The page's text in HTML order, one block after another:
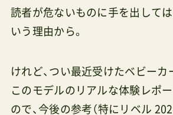
読者が危ないものに手を出して
いう理由から。
けれど、つい最近受けたベビーカ
このモデルのリアルな体験レポ
ので、今後の参考（特にリベル